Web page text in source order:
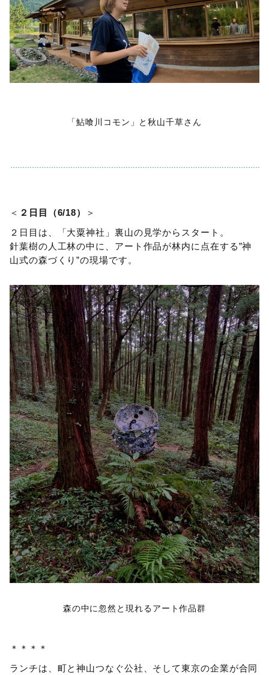
「鮎喰川コモン」と秋山千草さん
＜ ２日目（6/18）
＞
２日目は、「大粟神社」裏山の見学からスタート。
針葉樹の人工林の中に、アート作品が林内に点在する”神
山式の森づくり”の現場です。
森の中に忽然と現れるアート作品群
＊＊＊＊
ランチは、町と神山つなぐ公社、そして東京の企業が合同